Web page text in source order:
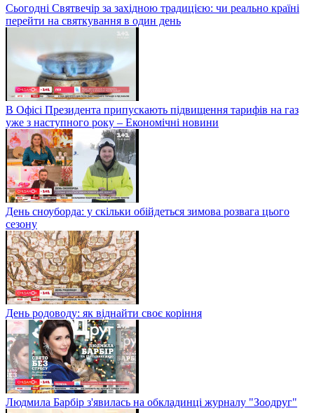
Сьогодні Святвечір за західною традицією: чи реально країні
перейти на святкування в один день
В Офісі Президента припускають підвищення тарифів на газ
уже з наступного року – Економічні новини
День сноуборда: у скільки обійдеться зимова розвага цього
сезону
День родоводу: як віднайти своє коріння
Людмила Барбір з'явилась на обкладинці журналу "Зоодруг"